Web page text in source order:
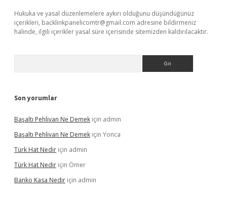
Hukuka ve yasal düzenlemelere aykırı olduğunu düşündüğünüz
içerikleri, backlinkpanelicomtr@gmail.com adresine bildirmeniz
halinde, ilgili içerikler yasal süre içerisinde sitemizden kaldırılacaktır.
Son yorumlar
Başaltı Pehlivan Ne Demek için admin
Başaltı Pehlivan Ne Demek için Yonca
Türk Hat Nedir için admin
Türk Hat Nedir için Ömer
Banko Kasa Nedir için admin